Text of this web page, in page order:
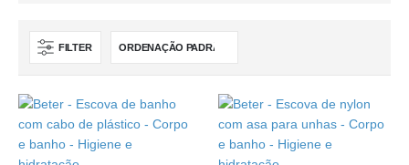
FILTER